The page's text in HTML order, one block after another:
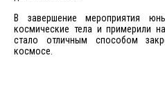
В завершение мероприятия
космические тела и примерили
стало отличным способом
космосе.